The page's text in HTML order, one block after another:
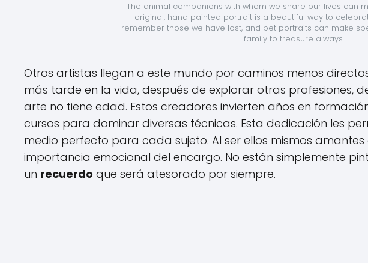
The animal companions with whom we share our lives can
original, hand painted portrait is a beautiful way to
remember those we have lost, and pet portraits can make
family to treasure always.
Otros artistas llegan a este mundo por caminos menos
más tarde en la vida, después de explorar otras profesiones,
arte no tiene edad. Estos creadores invierten años en
cursos para dominar diversas técnicas. Esta dedicación les
medio perfecto para cada sujeto. Al ser ellos mismos amantes
importancia emocional del encargo. No están simplemente
un recuerdo que será atesorado por siempre.